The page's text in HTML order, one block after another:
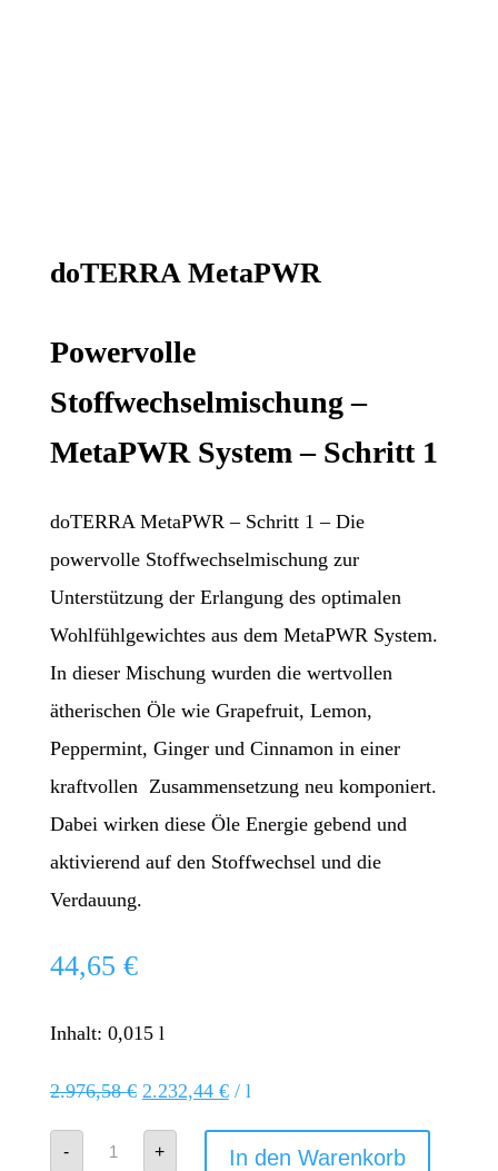
doTERRA MetaPWR
Powervolle
Stoffwechselmischung –
MetaPWR System – Schritt 1
doTERRA MetaPWR – Schritt 1 – Die
powervolle Stoffwechselmischung zur
Unterstützung der Erlangung des optimalen
Wohlfühlgewichtes aus dem MetaPWR System.
In dieser Mischung wurden die wertvollen
ätherischen Öle wie Grapefruit, Lemon,
Peppermint, Ginger und Cinnamon in einer
kraftvollen Zusammensetzung neu komponiert.
Dabei wirken diese Öle Energie gebend und
aktivierend auf den Stoffwechsel und die
Verdauung.
44,65 €
Inhalt: 0,015 l
2.976,58€ 2.232,44 €/ l
-
doTERRA
MetaPWR
+ In den Warenkorb